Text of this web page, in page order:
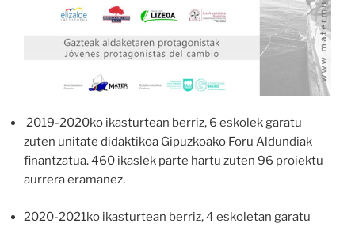
2019-2020ko ikasturtean berriz, 6 eskolek garatu
zuten unitate didaktikoa Gipuzkoako Foru Aldundiak
finantzatua. 460 ikaslek parte hartu zuten 96 proiektu
aurrera eramanez.
2020-2021ko ikasturtean berriz, 4 eskoletan garatu